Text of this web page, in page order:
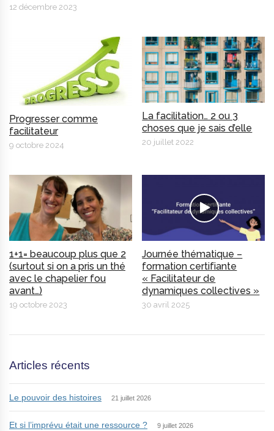
12 décembre 2023
Progresser comme
facilitateur
9 octobre 2024
La facilitation… 2 ou 3
choses que je sais d’elle
20 juillet 2022
1+1= beaucoup plus que 2
(surtout si on a pris un thé
avec le chapelier fou
avant…)
19 octobre 2023
Journée thématique –
formation certifiante
« Facilitateur de
dynamiques collectives »
30 avril 2025
Articles récents
Le pouvoir des histoires 21 juillet 2026
Et si l’imprévu était une ressource ? 9 juillet 2026